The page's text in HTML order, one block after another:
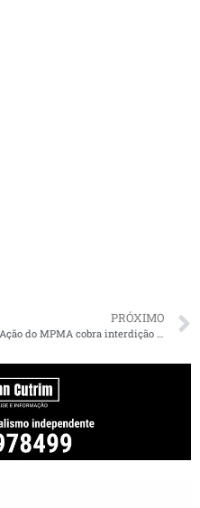
PRÓXIMO